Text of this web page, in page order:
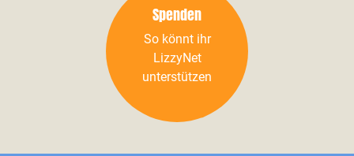
Spenden
So könnt ihr
LizzyNet
unterstützen